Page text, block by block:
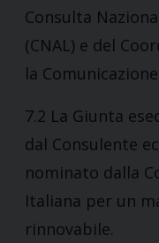
Consulta
(CNAL) e del
la
7.2 La Giunta
dal Consulente
nominato dalla
Italiana per un
rinnovabile.